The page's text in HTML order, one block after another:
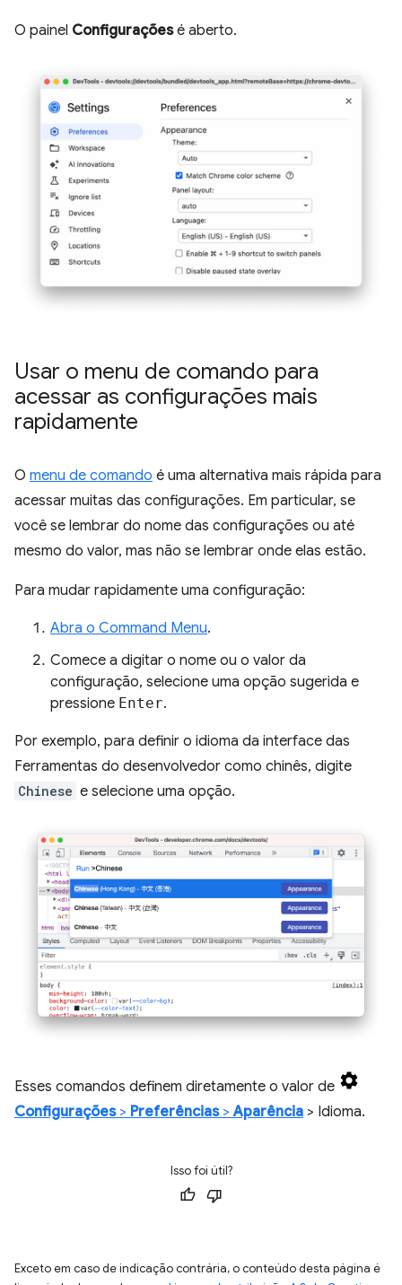
O painel Configuraçõesé aberto.
Usar o menu de comando para
acessar as configurações mais
rapidamente
O menu de comando é uma alternativa mais rápida para
acessar muitas das configurações. Em particular, se
você se lembrar do nome das configurações ou até
mesmo do valor, mas não se lembrar onde elas estão.
Para mudar rapidamente uma configuração:
Abra o Command Menu.
Comece a digitar o nome ou o valor da
configuração, selecione uma opção sugerida e
pressione Enter.
Por exemplo, para definir o idioma da interface das
Ferramentas do desenvolvedor como chinês, digite
Chinese e selecione uma opção.
Esses comandos definem diretamente o valor de
Configurações> Preferências>Aparência > Idioma.
Isso foi útil?
Exceto em caso de indicação contrária, o conteúdo desta página é